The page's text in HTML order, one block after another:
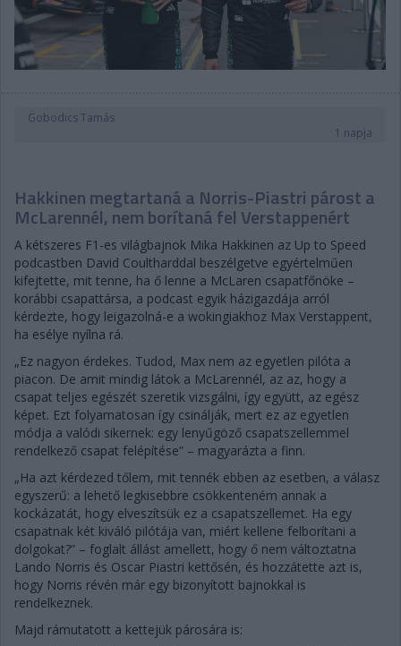
Gobodics Tamás
1 napja
Hakkinen megtartaná a Norris-Piastri párost a
McLarennél, nem borítaná fel Verstappenért
A kétszeres F1-es világbajnok Mika Hakkinen az Up to Speed
podcastben David Coultharddal beszélgetve egyértelműen
kifejtette, mit tenne, ha ő lenne a McLaren csapatfőnöke –
korábbi csapattársa, a podcast egyik házigazdája arról
kérdezte, hogy leigazolná-e a wokingiakhoz Max Verstappent,
ha esélye nyílna rá.
„Ez nagyon érdekes. Tudod, Max nem az egyetlen pilóta a
piacon. De amit mindig látok a McLarennél, az az, hogy a
csapat teljes egészét szeretik vizsgálni, így együtt, az egész
képet. Ezt folyamatosan így csinálják, mert ez az egyetlen
módja a valódi sikernek: egy lenyűgöző csapatszellemmel
rendelkező csapat felépítése” – magyarázta a finn.
„Ha azt kérdezed tőlem, mit tennék ebben az esetben, a válasz
egyszerű: a lehető legkisebbre csökkenteném annak a
kockázatát, hogy elveszítsük ez a csapatszellemet. Ha egy
csapatnak két kiváló pilótája van, miért kellene felborítani a
dolgokat?” – foglalt állást amellett, hogy ő nem változtatna
Lando Norris és Oscar Piastri kettősén, és hozzátette azt is,
hogy Norris révén már egy bizonyított bajnokkal is
rendelkeznek.
Majd rámutatott a kettejük párosára is: